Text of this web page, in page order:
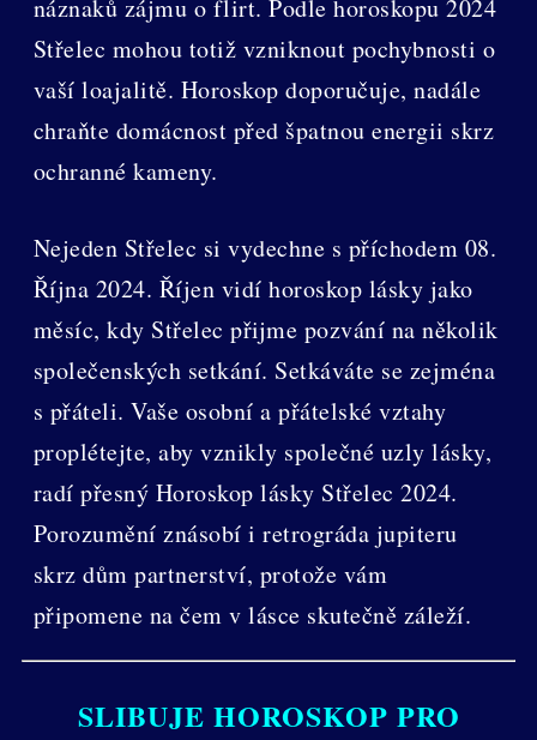
náznaků zájmu o flirt. Podle horoskopu 2024
Střelec mohou totiž vzniknout pochybnosti o
vaší loajalitě. Horoskop doporučuje, nadále
chraňte domácnost před špatnou energii skrz
ochranné kameny.
Nejeden Střelec si vydechne s příchodem 08.
Října 2024. Říjen vidí horoskop lásky jako
měsíc, kdy Střelec přijme pozvání na několik
společenských setkání. Setkáváte se zejména
s přáteli. Vaše osobní a přátelské vztahy
proplétejte, aby vznikly společné uzly lásky,
radí přesný Horoskop lásky Střelec 2024.
Porozumění znásobí i retrográda jupiteru
skrz dům partnerství, protože vám
připomene na čem v lásce skutečně záleží.
SLIBUJE HOROSKOP PRO